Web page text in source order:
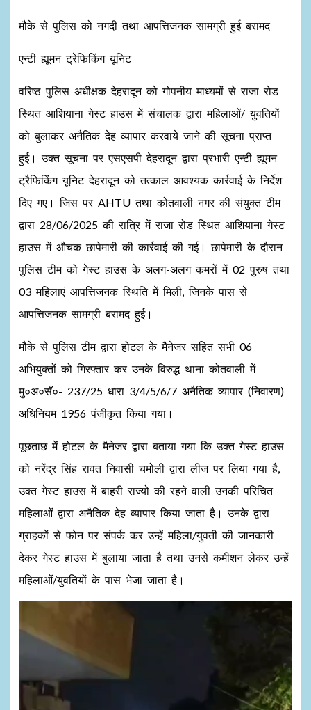
मौके से पुलिस को नगदी तथा आपत्तिजनक सामग्री हुई बरामद
एन्टी ह्यूमन ट्रेफिकिंग यूनिट
वरिष्ठ पुलिस अधीक्षक देहरादून को गोपनीय माध्यमों से राजा रोड
स्थित आशियाना गेस्ट हाउस में संचालक द्वारा महिलाओं/ युवतियों
को बुलाकर अनैतिक देह व्यापार करवाये जाने की सूचना प्राप्त
हुई। उक्त सूचना पर एसएसपी देहरादून द्वारा प्रभारी एन्टी ह्यूमन
ट्रैफिकिंग यूनिट देहरादून को तत्काल आवश्यक कार्रवाई के निर्देश
दिए गए। जिस पर AHTU तथा कोतवाली नगर की संयुक्त टीम
द्वारा 28/06/2025 की रात्रि में राजा रोड स्थित आशियाना गेस्ट
हाउस में औचक छापेमारी की कार्रवाई की गई। छापेमारी के दौरान
पुलिस टीम को गेस्ट हाउस के अलग-अलग कमरों में 02 पुरुष तथा
03 महिलाएं आपत्तिजनक स्थिति में मिली, जिनके पास से
आपत्तिजनक सामग्री बरामद हुई।
मौके से पुलिस टीम द्वारा होटल के मैनेजर सहित सभी 06
अभियुक्तों को गिरफ्तार कर उनके विरुद्ध थाना कोतवाली में
मु०अ०सँ०- 237/25 धारा 3/4/5/6/7 अनैतिक व्यापार (निवारण)
अधिनियम 1956 पंजीकृत किया गया।
पूछताछ में होटल के मैनेजर द्वारा बताया गया कि उक्त गेस्ट हाउस
को नरेंद्र सिंह रावत निवासी चमोली द्वारा लीज पर लिया गया है,
उक्त गेस्ट हाउस में बाहरी राज्यो की रहने वाली उनकी परिचित
महिलाओं द्वारा अनैतिक देह व्यापार किया जाता है। उनके द्वारा
ग्राहकों से फोन पर संपर्क कर उन्हें महिला/युवती की जानकारी
देकर गेस्ट हाउस में बुलाया जाता है तथा उनसे कमीशन लेकर उन्हें
महिलाओं/युवतियों के पास भेजा जाता है।
Player